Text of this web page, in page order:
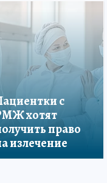
с
хотят
право
излечение